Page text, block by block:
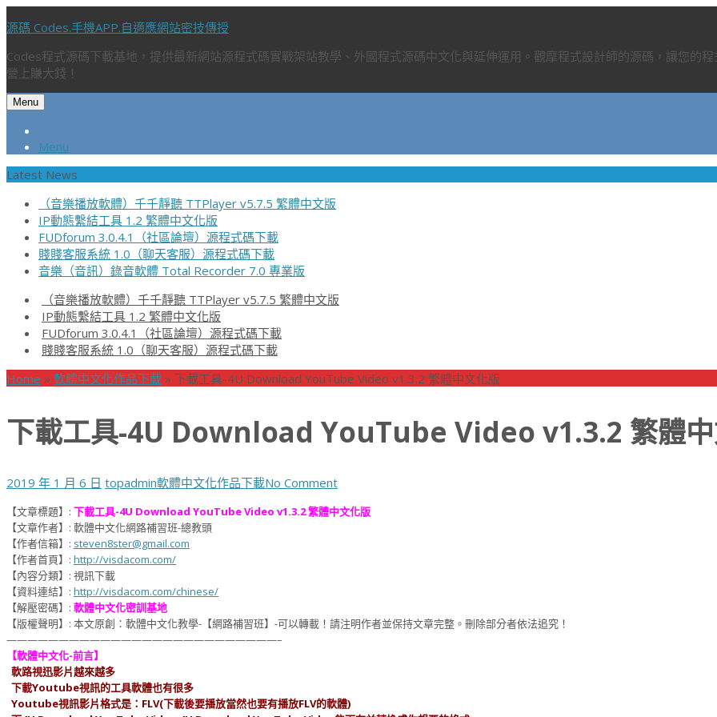
源碼 Codes.手機APP.自適應網站密技傳授
Codes程式源碼下載基地，提供最新網站源程式碼實戰架站教學、外國程式源碼中文化與延伸運用。觀摩程式設計師的源碼，讓您的
營上賺大錢！
Menu
Menu
Latest News
（音樂播放軟體）千千靜聽 TTPlayer v5.7.5 繁體中文版
IP動態繫結工具 1.2 繁體中文化版
FUDforum 3.0.4.1（社區論壇）源程式碼下載
賤賤客服系統 1.0（聊天客服）源程式碼下載
音樂（音訊）錄音軟體 Total Recorder 7.0 專業版
（音樂播放軟體）千千靜聽 TTPlayer v5.7.5 繁體中文版
IP動態繫結工具 1.2 繁體中文化版
FUDforum 3.0.4.1（社區論壇）源程式碼下載
賤賤客服系統 1.0（聊天客服）源程式碼下載
Home » 軟體中文化作品下載 » 下載工具-4U Download YouTube Video v1.3.2 繁體中文化版
下載工具-4U Download YouTube Video v1.3.2 繁體
2019 年 1 月 6 日 topadmin軟體中文化作品下載No Comment
【文章標題】: 下載工具-4U Download YouTube Video v1.3.2 繁體中文化版
【文章作者】: 軟體中文化網路補習班-總教頭
【作者信箱】: steven8ster@gmail.com
【作者首頁】: http://visdacom.com/
【內容分類】: 視訊下載
【資料連結】: http://visdacom.com/chinese/
【解壓密碼】: 軟體中文化密訓基地
【版權聲明】: 本文原創：軟體中文化教學-【網路補習班】-可以轉載！請注明作者並保持文章完整。刪除部分者依法追究！
——————————————————————————–
【軟體中文化-前言】
軟路視迅影片越來越多
下載Youtube視訊的工具軟體也有很多
Youtube視訊影片格式是：FLV(下載後要播放當然也要有播放FLV的軟體)